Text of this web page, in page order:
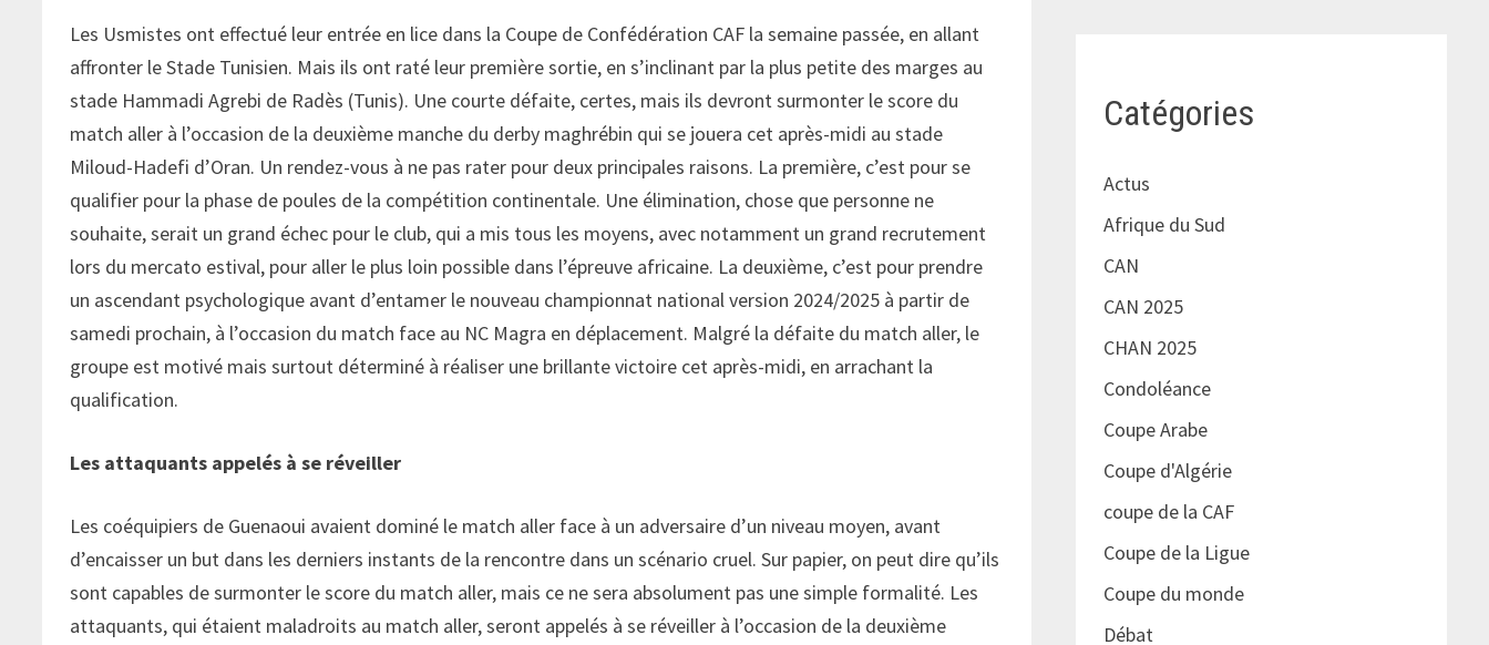
Les Usmistes ont effectué leur entrée en lice dans la Coupe de Confédération CAF la semaine passée, en allant
affronter le Stade Tunisien. Mais ils ont raté leur première sortie, en s’inclinant par la plus petite des marges au
stade Hammadi Agrebi de Radès (Tunis). Une courte défaite, certes, mais ils devront surmonter le score du
match aller à l’occasion de la deuxième manche du derby maghrébin qui se jouera cet après-midi au stade
Miloud-Hadefi d’Oran. Un rendez-vous à ne pas rater pour deux principales raisons. La première, c’est pour se
qualifier pour la phase de poules de la compétition continentale. Une élimination, chose que personne ne
souhaite, serait un grand échec pour le club, qui a mis tous les moyens, avec notamment un grand recrutement
lors du mercato estival, pour aller le plus loin possible dans l’épreuve africaine. La deuxième, c’est pour prendre
un ascendant psychologique avant d’entamer le nouveau championnat national version 2024/2025 à partir de
samedi prochain, à l’occasion du match face au NC Magra en déplacement. Malgré la défaite du match aller, le
groupe est motivé mais surtout déterminé à réaliser une brillante victoire cet après-midi, en arrachant la
qualification.
Les attaquants appelés à se réveiller
Les coéquipiers de Guenaoui avaient dominé le match aller face à un adversaire d’un niveau moyen, avant
d’encaisser un but dans les derniers instants de la rencontre dans un scénario cruel. Sur papier, on peut dire qu’ils
sont capables de surmonter le score du match aller, mais ce ne sera absolument pas une simple formalité. Les
attaquants, qui étaient maladroits au match aller, seront appelés à se réveiller à l’occasion de la deuxième
Catégories
Actus
Afrique du Sud
CAN
CAN 2025
CHAN 2025
Condoléance
Coupe Arabe
Coupe d'Algérie
coupe de la CAF
Coupe de la Ligue
Coupe du monde
Débat